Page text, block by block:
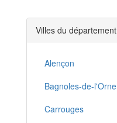
Villes du département
Alençon
Bagnoles-de-l'Orne
Carrouges